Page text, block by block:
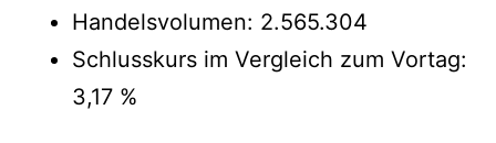
Handelsvolumen: 2.565.304
Schlusskurs im Vergleich zum Vortag:
3,17 %